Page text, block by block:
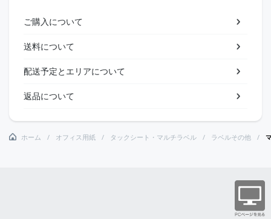
ご購入について
送料について
配送予定とエリアについて
返品について
ホーム オフィス用紙 タックシート・マルチラベル ラベルその他